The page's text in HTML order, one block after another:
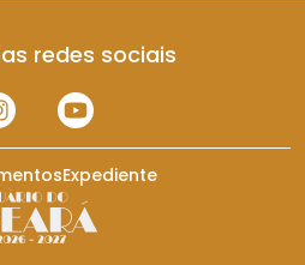
redes sociais
Expediente